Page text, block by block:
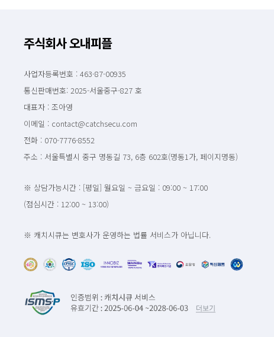
주식회사 오내피플
사업자등록번호 : 463-87-00935
통신판매번호: 2025-서울중구-827 호
대표자 : 조아영
이메일 : contact@catchsecu.com
전화 : 070-7776-8552
주소 : 서울특별시 중구 명동길 73, 6층 602호(명동1가, 페이지명동)
※ 상담가능시간 : [평일] 월요일 ~ 금요일 : 09:00 ~ 17:00
(점심시간 : 12:00 ~ 13:00)
※ 캐치시큐는 변호사가 운영하는 법률 서비스가 아닙니다.